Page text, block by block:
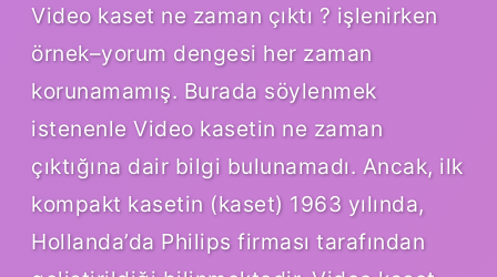
Video kaset ne zaman çıktı ? işlenirken
örnek–yorum dengesi her zaman
korunamamış. Burada söylenmek
istenenle Video kasetin ne zaman
çıktığına dair bilgi bulunamadı. Ancak, ilk
kompakt kasetin (kaset) 1963 yılında,
Hollanda’da Philips firması tarafından